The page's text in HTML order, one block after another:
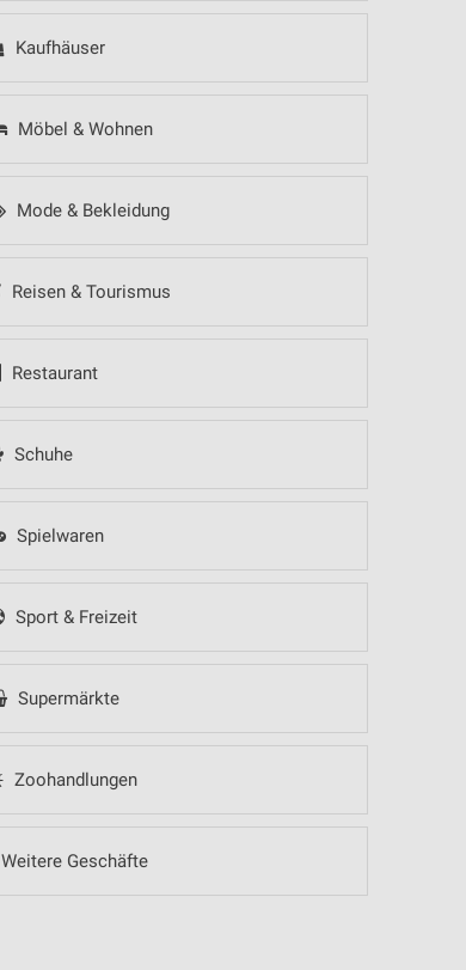
Kaufhäuser
Möbel & Wohnen
Mode & Bekleidung
Reisen & Tourismus
Restaurant
Schuhe
Spielwaren
Sport & Freizeit
Supermärkte
Zoohandlungen
Weitere Geschäfte